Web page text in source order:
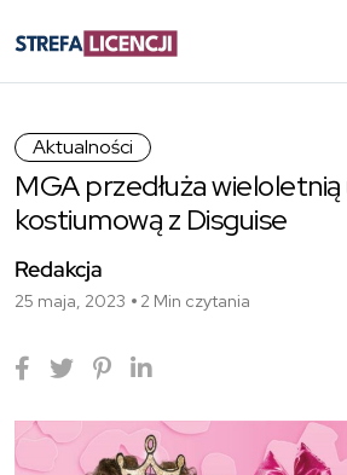
Aktualności
MGA przedłuża
kostiumową z Disguise
Redakcja
25 maja, 2023 2 Min czytania